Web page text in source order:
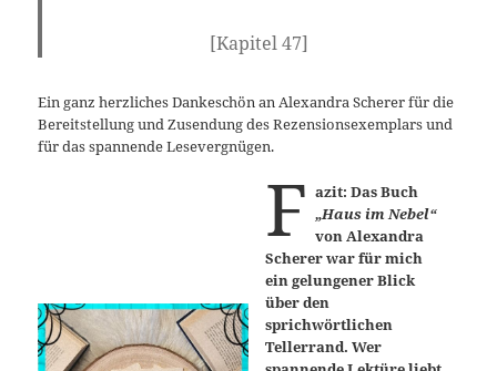
[Kapitel 47]
Ein ganz herzliches Dankeschön an Alexandra Scherer für die
Bereitstellung und Zusendung des Rezensionsexemplars und
für das spannende Lesevergnügen.
F azit: Das Buch
„Haus im Nebel“
von Alexandra
Scherer war für mich
ein gelungener Blick
über den
sprichwörtlichen
Tellerrand. Wer